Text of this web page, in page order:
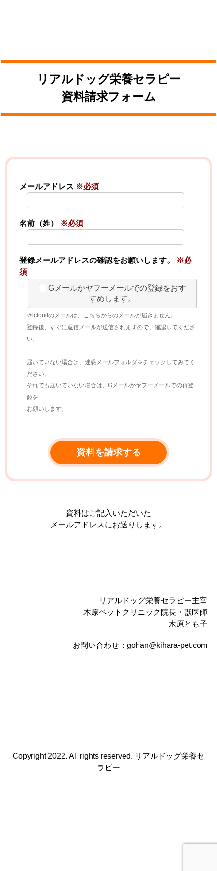
リアルドッグ栄養セラピー
資料請求フォーム
メールアドレス ※必須
名前（姓） ※必須
登録メールアドレスの確認をお願いします。
※必
須
Gメールかヤフーメールでの登録をおす
すめします。
＠icloudのメールは、こちらからのメールが届きません。
登録後、すぐに返信メールが送信されますので、確認してくださ
い。
届いていない場合は、迷惑メールフォルダをチェックしてみてく
ださい。
それでも届いていない場合は、Gメールかヤフーメールでの再登
録を
お願いします。
資料はご記入いただいた
メールアドレスにお送りします。
リアルドッグ栄養セラピー主宰
木原ペットクリニック院長・獣医師
木原とも子
お問い合わせ：gohan@kihara-pet.com
Copyright 2022. All rights reserved. リアルドッグ栄養セ
ラピー